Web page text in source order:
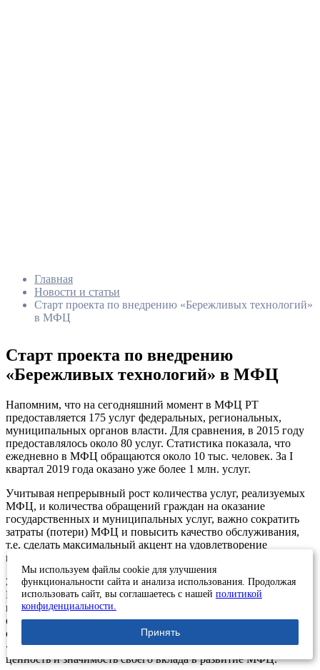
Главная
Новости и статьи
Старт проекта по внедрению «Бережливых технологий»
в МФЦ
Старт проекта по внедрению
«Бережливых технологий» в МФЦ
Напомним, что на сегодняшний момент в МФЦ РТ
предоставляется 175 услуг федеральных, региональных,
муниципальных органов власти. Для сравнения, в 2015 году
предоставлялось около 80 услуг. Статистика показала, что
ежедневно в МФЦ обращаются около 10 тыс. человек. За I
квартал 2019 года оказано уже более 1 млн. услуг.
Учитывая непрерывный рост количества услуг, реализуемых
МФЦ, и количества обращений граждан на оказание
государственных и муниципальных услуг, важно сократить
затраты (потери) МФЦ и повысить качество обслуживания,
т.е. сделать максимальный акцент на удовлетворение
потребностей потребителя.
Это может быть решено за счет применения в деятельности
МФЦ принципов «бережливого производства». Так как
персонал является основным инструментом развития любой
организации, то изначально ООО «Лин Вектор» ставит перед
собой задачу донести до сотрудников принципы
«бережливого мышления», чтобы сотрудники осознали свою
ценность и значимость своего вклада в развитие МФЦ.
Мы используем файлы cookie для улучшения
функциональности сайта и анализа использования. Продолжая
использовать сайт, вы соглашаетесь с нашей политикой
конфиденциальности.
Принять